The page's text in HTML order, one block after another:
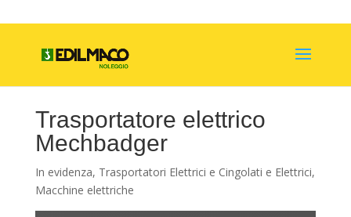
Trasportatore elettrico
Mechbadger
In evidenza, Trasportatori Elettrici e Cingolati e Elettrici,
Macchine elettriche